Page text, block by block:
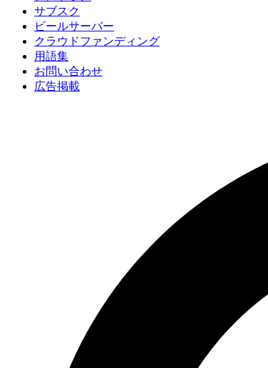
サブスク
ビールサーバー
クラウドファンディング
用語集
お問い合わせ
広告掲載